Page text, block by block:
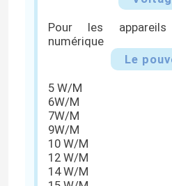
A propos de nous
Visite d'usine
Contrôle de la qualité
Contact
Pour les
numérique
Le
5 W/M
6W/M
7W/M
9W/M
10 W/M
12 W/M
14 W/M